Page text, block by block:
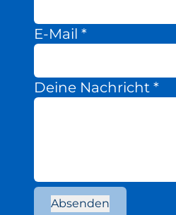
E-Mail *
Deine Nachricht *
Absenden